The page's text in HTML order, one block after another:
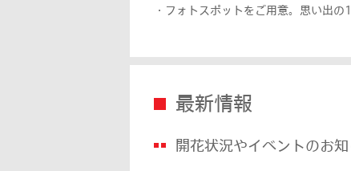
・フォトスポットをご用意。思い出の
最新情報
開花状況やイベントのお知